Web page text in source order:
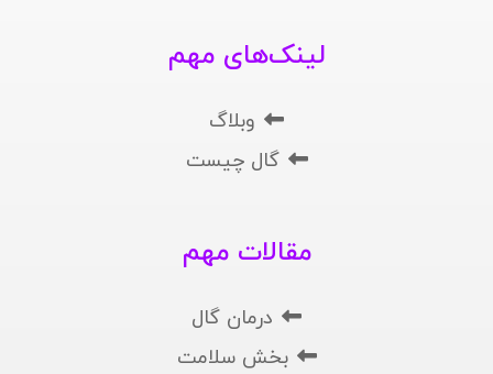
لینک‌های مهم
وبلاگ
گال چیست
مقالات مهم
درمان گال
بخش سلامت